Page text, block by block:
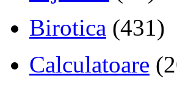
Birotica (431)
Calculatoare